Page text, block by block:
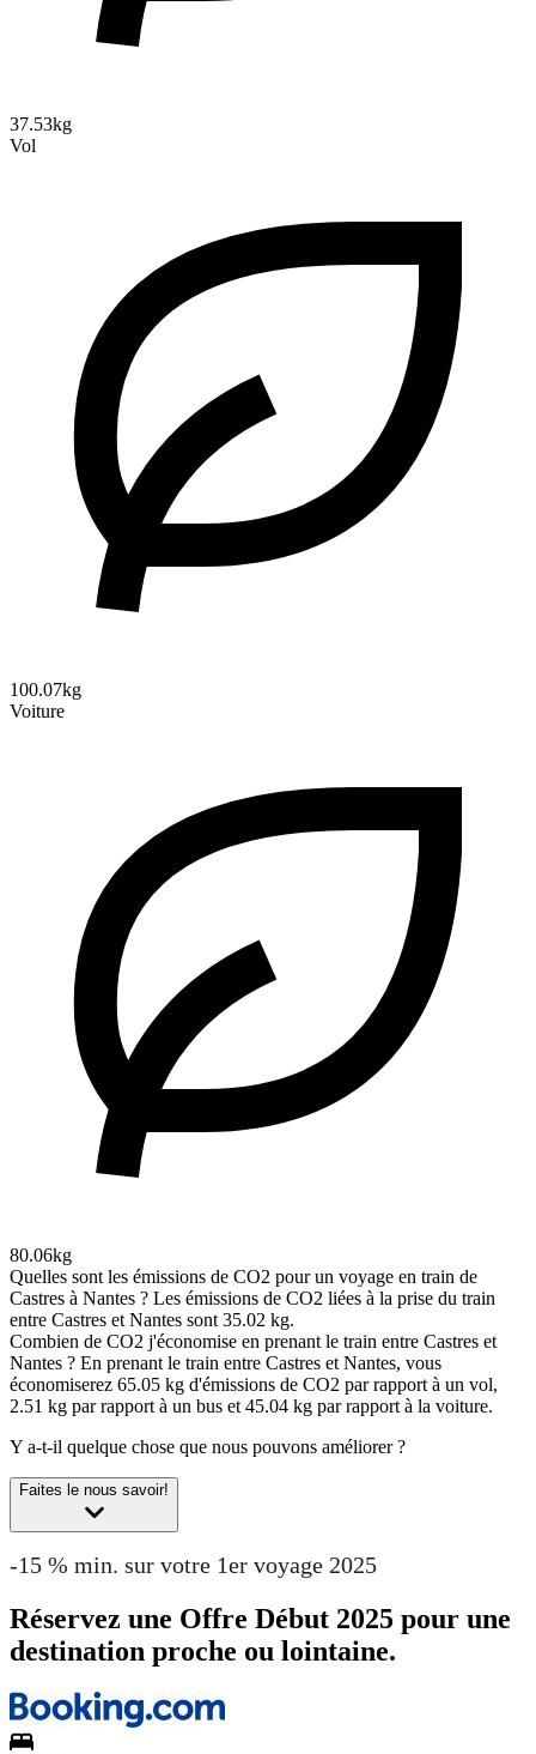
37.53kg
Vol
100.07kg
Voiture
80.06kg
Quelles sont les émissions de CO2 pour un voyage en train de
Castres à Nantes ? Les émissions de CO2 liées à la prise du train
entre Castres et Nantes sont 35.02 kg.
Combien de CO2 j'économise en prenant le train entre Castres et
Nantes ? En prenant le train entre Castres et Nantes, vous
économiserez 65.05 kg d'émissions de CO2 par rapport à un vol,
2.51 kg par rapport à un bus et 45.04 kg par rapport à la voiture.
Y a-t-il quelque chose que nous pouvons améliorer ?
Faites le nous savoir!
-15 % min. sur votre 1er voyage 2025
Réservez une Offre Début 2025 pour une
destination proche ou lointaine.